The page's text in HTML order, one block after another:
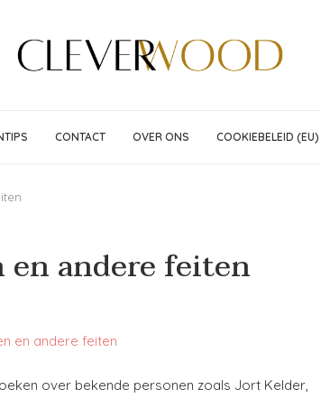
CONTACT OVER ONS COOKIEBELEID (EU)
andere feiten
over bekende personen zoals Jort Kelder,